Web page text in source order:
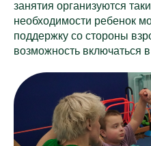
занятия организуются
необходимости ребенок
поддержку со стороны
возможность включаться